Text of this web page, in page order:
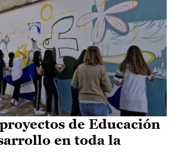
de Educación
en toda la